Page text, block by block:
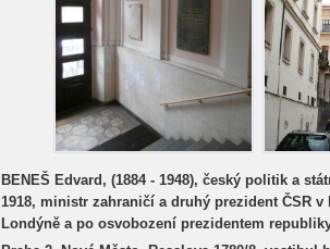
BENEŠ Edvard, (1884 - 1948), český politik a
1918, ministr zahraničí a druhý prezident ČSR
Londýně a po osvobození prezidentem